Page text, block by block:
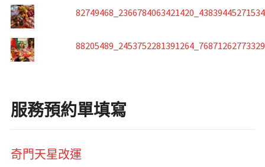
服務預約單填寫
奇門天星改運